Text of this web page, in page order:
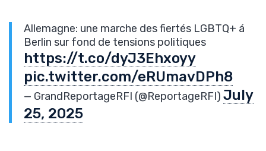
Allemagne: une marche des fiertés LGBTQ+ á
Berlin sur fond de tensions politiques
https://t.co/dyJ3Ehxoyy
pic.twitter.com/eRUmavDPh8
— GrandReportageRFI (@ReportageRFI) July
25, 2025